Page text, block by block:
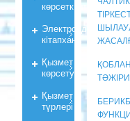
көрсеткiштер
Электрондық
кiтапхана
Қызмет
көрсету
Қызмет
түрлері